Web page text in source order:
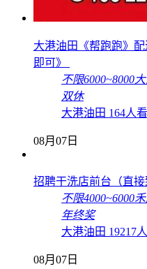
大港油田《帮跑跑》
即可》
不限6000~8000
双休
大港油田 164人
08月07日
招聘干洗店前台（直接
不限4000~6000
年终奖
大港油田 19217
08月07日